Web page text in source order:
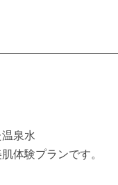
泉水
体験プランです。